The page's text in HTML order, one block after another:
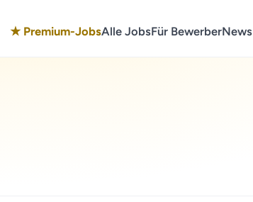
★ Premium-JobsAlle JobsFür BewerberNews